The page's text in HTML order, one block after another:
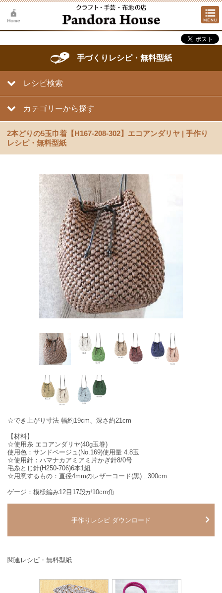
手づくりレシピ・無料型紙
レシピ検索
カテゴリーから探す
2本どりの5玉巾着【H167-208-302】エコアンダリヤ | 手作り
レシピ・無料型紙
☆でき上がり寸法 幅約19cm、深さ約21cm
【材料】
☆使用糸 エコアンダリヤ(40g玉巻)
使用色：サンドベージュ(No.169)使用量 4.8玉
☆使用針：ハマナカアミアミ片かぎ針8/0号
毛糸とじ針(H250-706)6本1組
☆用意するもの：直径4mmのレザーコード(黒)...300cm
ゲージ：模様編み12目17段が10cm角
手作りレシピ ダウンロード
関連レシピ・無料型紙